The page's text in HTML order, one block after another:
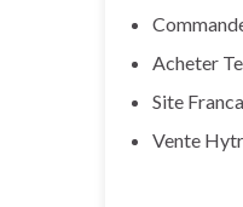
Acheter
Site
Vente